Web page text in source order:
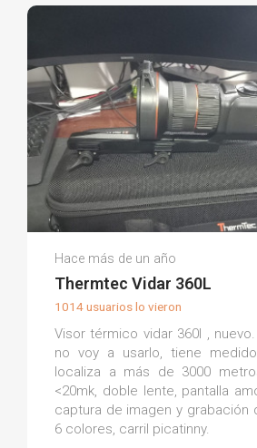
Mario M.
Hace más de un año
Thermtec Vidar 360L
1014 usuarios lo vieron
Visor térmico vidar 360l ,
no voy a usarlo, tiene
localiza a más de 3000
<20mk, doble lente, pantalla
captura de imagen y grabación
6 colores, carril picatinny.